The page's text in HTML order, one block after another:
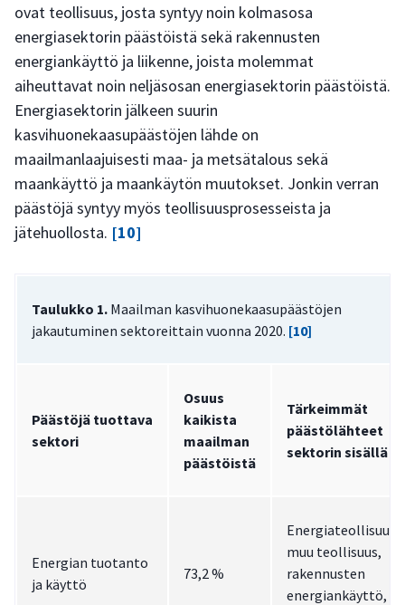
ovat teollisuus, josta syntyy noin kolmasosa
energiasektorin päästöistä sekä rakennusten
energiankäyttö ja liikenne, joista molemmat
aiheuttavat noin neljäsosan energiasektorin päästöistä.
Energiasektorin jälkeen suurin
kasvihuonekaasupäästöjen lähde on
maailmanlaajuisesti maa- ja metsätalous sekä
maankäyttö ja maankäytön muutokset. Jonkin verran
päästöjä syntyy myös teollisuusprosesseista ja
jätehuollosta. [10]
Taulukko 1. Maailman kasvihuonekaasupäästöjen
jakautuminen sektoreittain vuonna 2020. [10]
Päästöjä tuottava
sektori
Osuus
kaikista
maailman
päästöistä
Tärkeimmät
päästölähteet
sektorin sisällä
Energian tuotanto
ja käyttö
73,2 %
Energiateollisuus
muu teollisuus,
rakennusten
energiankäyttö,